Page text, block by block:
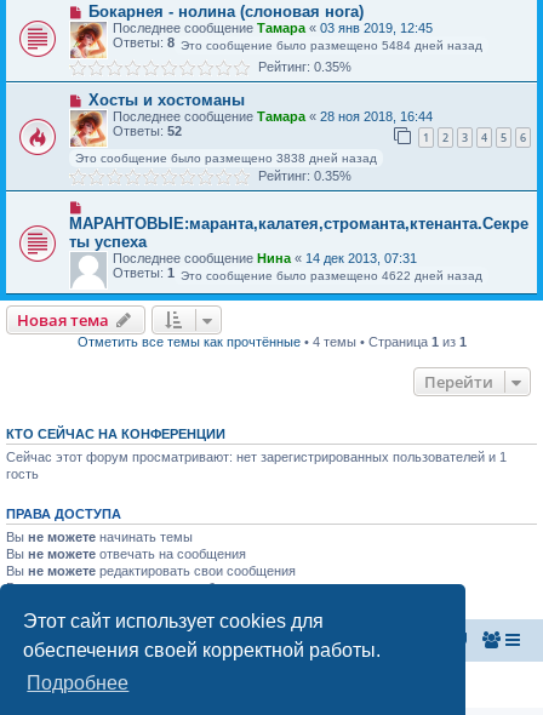
Этот сайт использует cookies для
обеспечения своей корректной работы.
Подробнее
Бокарнея - нолина (слоновая нога)
Последнее сообщение Тамара « 03 янв 2019, 12:45
Ответы: 8 Это сообщение было размещено 5484 дней назад
Рейтинг: 0.35%
Хосты и хостоманы
Последнее сообщение Тамара « 28 ноя 2018, 16:44
Ответы: 52 1 2 3 4 5 6
Это сообщение было размещено 3838 дней назад
Рейтинг: 0.35%
МАРАНТОВЫЕ:маранта,калатея,строманта,ктенанта.Секре
ты успеха
Последнее сообщение Нина « 14 дек 2013, 07:31
Ответы: 1 Это сообщение было размещено 4622 дней назад
Новая тема
Отметить все темы как прочтённые• 4 темы • Страница 1 из 1
Перейти
КТО СЕЙЧАС НА КОНФЕРЕНЦИИ
Сейчас этот форум просматривают: нет зарегистрированных пользователей и 1
гость
ПРАВА ДОСТУПА
Вы не можете начинать темы
Вы не можете отвечать на сообщения
Вы не можете редактировать свои сообщения
Выне можетеудалять свои сообщения
Главная страница Список форумов